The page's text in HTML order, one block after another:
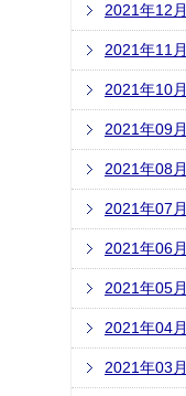
2021年12月
2021年11月
2021年10月
2021年09月
2021年08月
2021年07月
2021年06月
2021年05月
2021年04月
2021年03月